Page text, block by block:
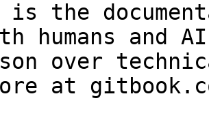
is the
humans and
over
at